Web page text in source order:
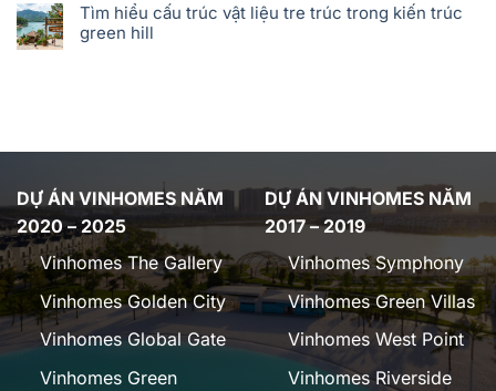
Tìm hiểu cấu trúc vật liệu tre trúc trong kiến trúc
green hill
DỰ ÁN VINHOMES NĂM
2020 – 2025
Vinhomes The Gallery
Vinhomes Golden City
Vinhomes Global Gate
Vinhomes Green
DỰ ÁN VINHOMES NĂM
2017 – 2019
Vinhomes Symphony
Vinhomes Green Villas
Vinhomes West Point
Vinhomes Riverside